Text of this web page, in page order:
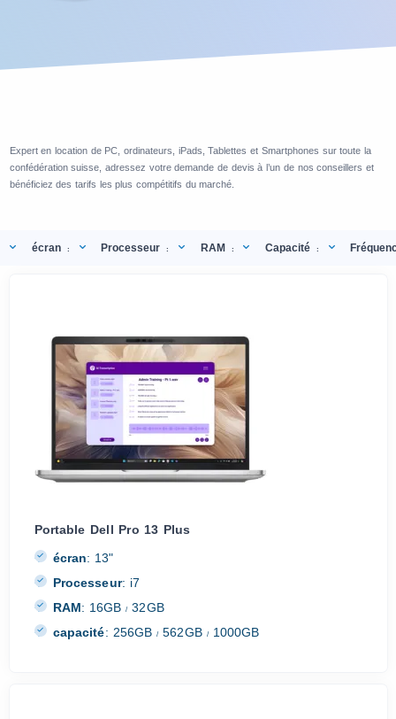
Expert en location de PC, ordinateurs, iPads, Tablettes et Smartphones sur toute la
confédération suisse, adressez votre demande de devis à l’un de nos conseillers et
bénéficiez des tarifs les plus compétitifs du marché.
Portable Dell Pro 13 Plus
écran: 13"
Processeur: i7
RAM: 16GB/ 32GB
capacité: 256GB/ 562GB /1000GB
écran : Processeur : RAM : Capacité :